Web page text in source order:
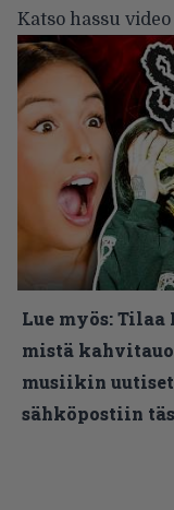
Katso hassu video
Lue myös:Tilaa
mistä
musiikin uutiset
sähköpostiin